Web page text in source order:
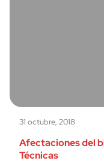
31 octubre, 2018
Afectaciones del
Técnicas